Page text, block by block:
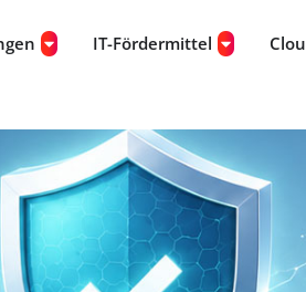
IT-Fördermittel